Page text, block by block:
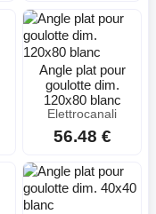
Angle plat pour
goulotte dim.
120x80 blanc
Elettrocanali
56.48 €